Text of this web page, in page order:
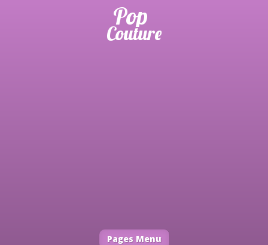
Pages Menu